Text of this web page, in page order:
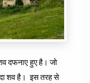
दफनाए हुए है। जो
शव है। इस तरह से